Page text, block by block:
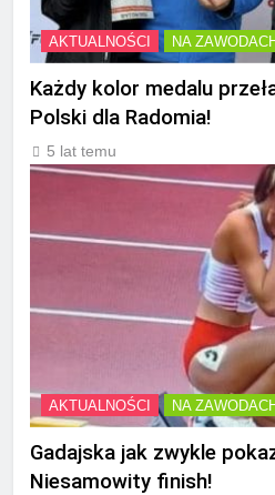
AKTUALNOŚCI NA
Każdy kolor medalu
Polski dla Radomia!
5 lat temu
AKTUALNOŚCI NA
Gadajska jak zwykle
Niesamowity finish!